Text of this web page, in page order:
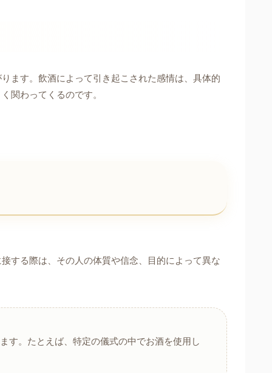
ます。飲酒によって引き起こされた感情は、具体的
関わってくるのです。
する際は、その人の体質や信念、目的によって異な
す。たとえば、特定の儀式の中でお酒を使用し